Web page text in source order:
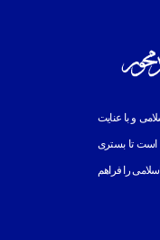
و با عنايت
است تا بسترى
را فراهم